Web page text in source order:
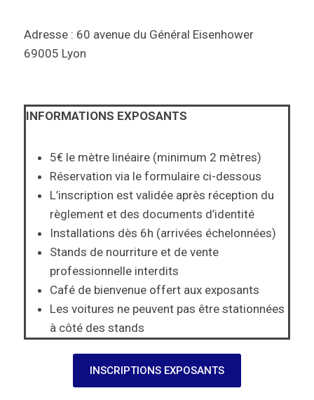
Adresse : 60 avenue du Général Eisenhower
69005 Lyon
INFORMATIONS EXPOSANTS
5€ le mètre linéaire (minimum 2 mètres)
Réservation via le formulaire ci-dessous
L’inscription est validée après réception du
règlement et des documents d’identité
Installations dès 6h (arrivées échelonnées)
Stands de nourriture et de vente
professionnelle interdits
Café de bienvenue offert aux exposants
Les voitures ne peuvent pas être stationnées
à côté des stands
INSCRIPTIONS EXPOSANTS